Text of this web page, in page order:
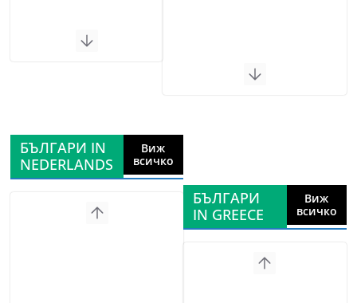
БЪЛГАРИ IN
NEDERLANDS
Виж
всичко
БЪЛГАРИ
IN GREECE
Виж
всичко